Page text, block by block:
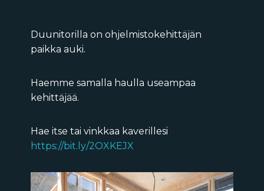
Duunitorilla on ohjelmistokehittäjän
paikka auki.
Haemme samalla haulla useampaa
kehittäjää.
Hae itse tai vinkkaa kaverillesi
https://bit.ly/2OXKEJX